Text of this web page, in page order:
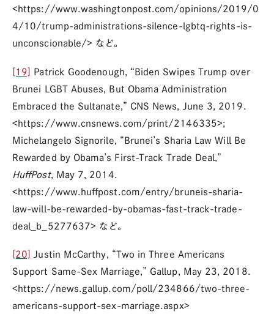
<https://www.washingtonpost.com/opinions/2019/0
4/10/trump-administrations-silence-lgbtq-rights-is-
unconscionable/> など。
[19] Patrick Goodenough, “Biden Swipes Trump over
Brunei LGBT Abuses, But Obama Administration
Embraced the Sultanate,” CNS News, June 3, 2019.
<https://www.cnsnews.com/print/2146335>;
Michelangelo Signorile, “Brunei’s Sharia Law Will Be
Rewarded by Obama’s First-Track Trade Deal,”
HuffPost, May 7, 2014.
<https://www.huffpost.com/entry/bruneis-sharia-
law-will-be-rewarded-by-obamas-fast-track-trade-
deal_b_5277637> など。
[20]
Justin McCarthy, “Two in Three Americans
Support Same-Sex Marriage,” Gallup, May 23, 2018.
<https://news.gallup.com/poll/234866/two-three-
americans-support-sex-marriage.aspx>